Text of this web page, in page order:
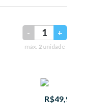
- +
máx. 2 unidade
R$49,90